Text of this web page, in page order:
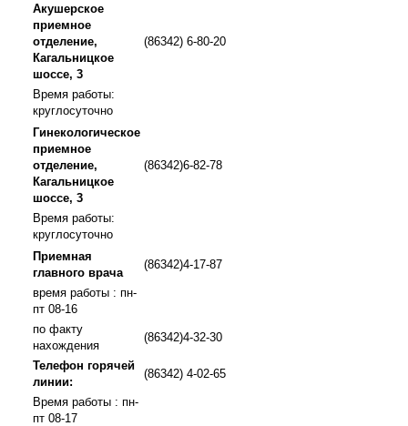
Акушерское
приемное
отделение,
Кагальницкое
шоссе, 3
(86342) 6-80-20
Время работы:
круглосуточно
Гинекологическое
приемное
отделение,
Кагальницкое
шоссе, 3
(86342)6-82-78
Время работы:
круглосуточно
Приемная
главного врача
(86342)4-17-87
время работы : пн-
пт 08-16
по факту
нахождения
(86342)4-32-30
Телефон горячей
линии:
(86342) 4-02-65
Время работы : пн-
пт 08-17